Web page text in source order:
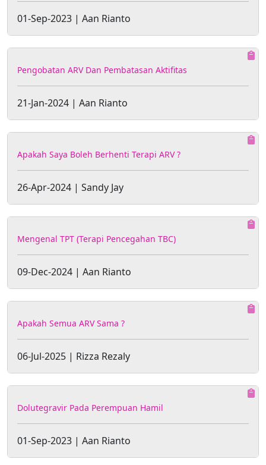
01-Sep-2023 | Aan Rianto
Pengobatan ARV Dan Pembatasan Aktifitas
21-Jan-2024 | Aan Rianto
Apakah Saya Boleh Berhenti Terapi ARV ?
26-Apr-2024 | Sandy Jay
Mengenal TPT (Terapi Pencegahan TBC)
09-Dec-2024 | Aan Rianto
Apakah Semua ARV Sama ?
06-Jul-2025 | Rizza Rezaly
Dolutegravir Pada Perempuan Hamil
01-Sep-2023 | Aan Rianto